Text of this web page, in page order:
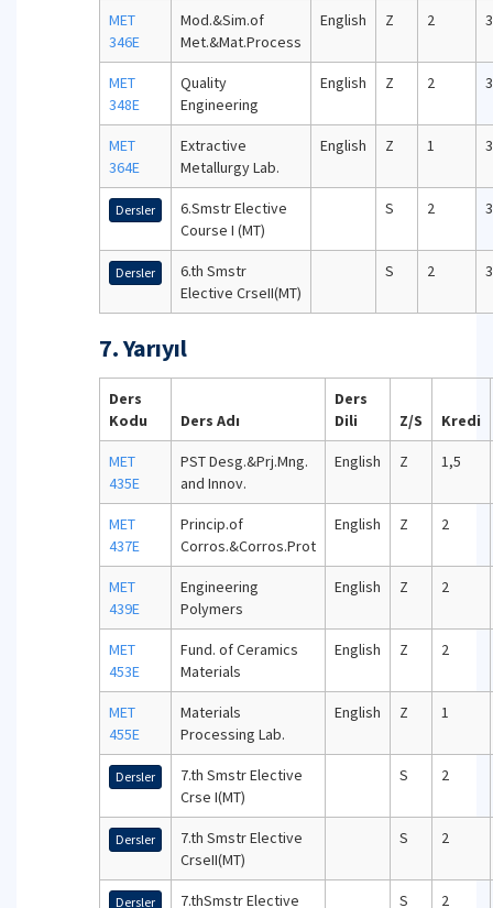
MET
346E
Mod.&Sim.of
Met.&Mat.Process
English Z 2 3
MET
348E
Quality
Engineering
English Z 2 3
MET
364E
Extractive
Metallurgy Lab.
English Z 1 3
Dersler
6.Smstr Elective
Course I (MT)
S 2 3
Dersler
6.th Smstr
Elective CrseII(MT)
S 2 3
7. Yarıyıl
Ders
Kodu
Ders Adı
Ders
Dili
Z/S Kredi
MET
435E
PST Desg.&Prj.Mng.
and Innov.
English Z 1,5
MET
437E
Princip.of
Corros.&Corros.Prot
English Z 2
MET
439E
Engineering
Polymers
English Z 2
MET
453E
Fund. of Ceramics
Materials
English Z 2
MET
455E
Materials
Processing Lab.
English Z 1
Dersler
7.th Smstr Elective
Crse I(MT)
S 2
Dersler
7.th Smstr Elective
CrseII(MT)
S 2
Dersler
7.thSmstr Elective
S 2